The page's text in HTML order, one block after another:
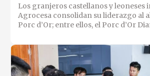
Los granjeros castellanos y leoneses
Agrocesa consolidan su liderazgo al
Porc d’Or; entre ellos, el Porc d’Or